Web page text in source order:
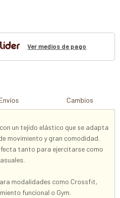
Ver medios de pago
Envíos Cambios
un tejido elástico que se adapta
movimiento y gran comodidad.
tanto para ejercitarse como
modalidades como Crossfit,
funcional o Gym.